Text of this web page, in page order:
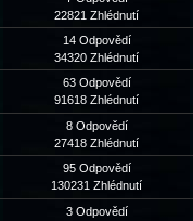
22821 Zhlédnutí
14 Odpovědí
34320 Zhlédnutí
63 Odpovědí
91618 Zhlédnutí
8 Odpovědí
27418 Zhlédnutí
95 Odpovědí
130231 Zhlédnutí
3 Odpovědí